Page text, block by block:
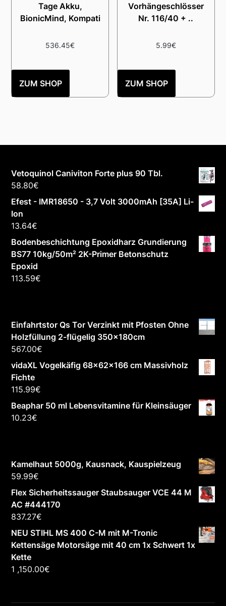
Tage Akku,
BionicMind, Kompati
536.45€
ZUM SHOP
Vorhängeschlösser
Nr. 116/40 + ..
5.99€
ZUM SHOP
Vetoquinol Caniviton Forte plus 90 Tbl.
58.80€
Efest - IMR18650 - 3,7 Volt 3000mAh [35A] Li-
Ion
13.64€
Bodenbeschichtung Epoxidharz Grundierung
BS77 10kg/50m² 2K-Primer Betonschutz
Epoxid
113.59€
Einfahrtstor Qs Tor Verzinkt mit Pfosten Ohne
Holzfüllung 2-flügelig 350x180cm
567.00€
vidaXL Vogelkäfig 68x62x166 cm Massivholz
Fichte
115.99€
Beaphar 50 ml Lebensvitamine für Kleinsäuger
10.23€
Kamelhaut 5000g, Kausnack, Kauspielzeug
59.99€
Flex Sicherheitssauger Staubsauger VCE 44 M
AC #444170
837.27€
NEU STIHL MS 400 C-M mit M-Tronic
Kettensäge Motorsäge mit 40 cm 1x Schwert 1x
Kette
1 ,150.00€